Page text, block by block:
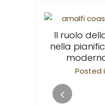
Il ruolo
nella
Posted
Valentina